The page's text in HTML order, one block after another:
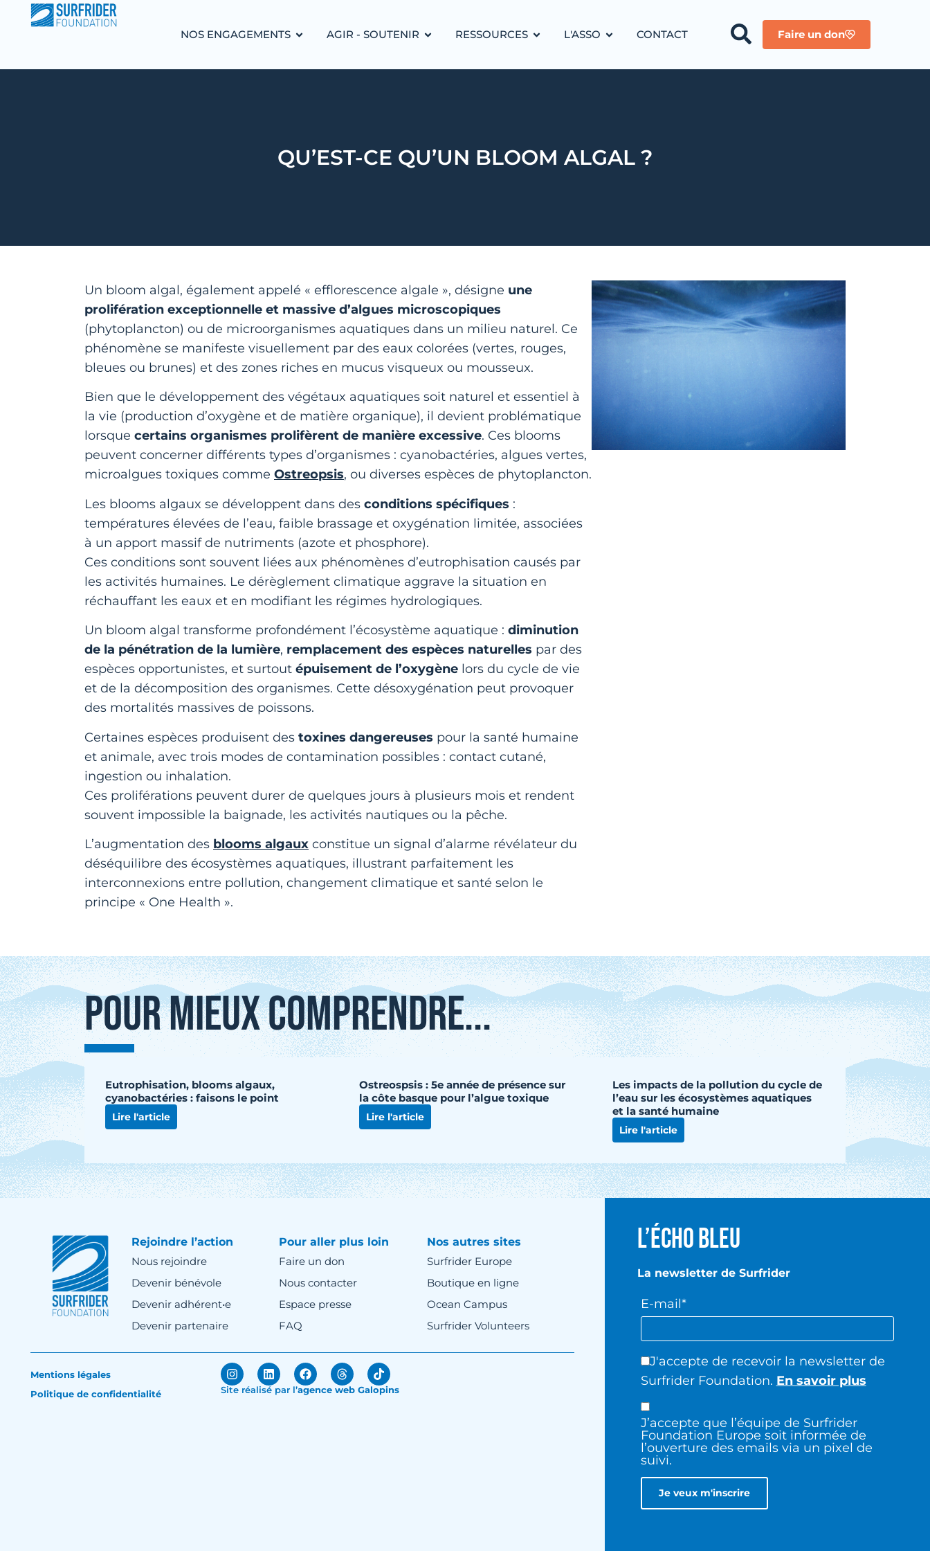
NOS ENGAGEMENTS AGIR - SOUTENIR RESSOURCES L'ASSO CONTACT Faire un don
QU’EST-CE QU’UN BLOOM ALGAL ?
Un bloom algal, également appelé « efflorescence algale », désigne une
prolifération exceptionnelle et massive d’algues microscopiques
(phytoplancton) ou de microorganismes aquatiques dans un milieu naturel. Ce
phénomène se manifeste visuellement par des eaux colorées (vertes, rouges,
bleues ou brunes) et des zones riches en mucus visqueux ou mousseux.
Bien que le développement des végétaux aquatiques soit naturel et essentiel à
la vie (production d’oxygène et de matière organique), il devient problématique
lorsque certains organismes prolifèrent de manière excessive. Ces blooms
peuvent concerner différents types d’organismes : cyanobactéries, algues vertes,
microalgues toxiques comme Ostreopsis, ou diverses espèces de phytoplancton.
Les blooms algaux se développent dans des conditions spécifiques :
températures élevées de l’eau, faible brassage et oxygénation limitée, associées
à un apport massif de nutriments (azote et phosphore).
Ces conditions sont souvent liées aux phénomènes d’eutrophisation causés par
les activités humaines. Le dérèglement climatique aggrave la situation en
réchauffant les eaux et en modifiant les régimes hydrologiques.
Un bloom algal transforme profondément l’écosystème aquatique : diminution
de la pénétration de la lumière, remplacement des espèces naturelles par des
espèces opportunistes, et surtout épuisement de l’oxygène lors du cycle de vie
et de la décomposition des organismes. Cette désoxygénation peut provoquer
des mortalités massives de poissons.
Certaines espèces produisent des toxines dangereuses pour la santé humaine
et animale, avec trois modes de contamination possibles : contact cutané,
ingestion ou inhalation.
Ces proliférations peuvent durer de quelques jours à plusieurs mois et rendent
souvent impossible la baignade, les activités nautiques ou la pêche.
L’augmentation des blooms algaux constitue un signal d’alarme révélateur du
déséquilibre des écosystèmes aquatiques, illustrant parfaitement les
interconnexions entre pollution, changement climatique et santé selon le
principe « One Health ».
POUR MIEUX COMPRENDRE...
Eutrophisation, blooms algaux,
cyanobactéries : faisons le point
Lire l'article
Ostreospsis : 5e année de présence sur
la côte basque pour l’algue toxique
Lire l'article
Les impacts de la pollution du cycle de
l’eau sur les écosystèmes aquatiques
et la santé humaine
Lire l'article
Rejoindre l’action
Nous rejoindre
Devenir bénévole
Devenir adhérent•e
Devenir partenaire
Pour aller plus loin
Faire un don
Nous contacter
Espace presse
FAQ
Nos autres sites
Surfrider Europe
Boutique en ligne
Ocean Campus
Surfrider Volunteers
Mentions légales
Politique de confidentialité
Site réalisé par l’agence web Galopins
L’écho Bleu
La newsletter de Surfrider
E-mail*
J'accepte de recevoir la newsletter de
Surfrider Foundation. En savoir plus
J’accepte que l’équipe de Surfrider
Foundation Europe soit informée de
l’ouverture des emails via un pixel de
suivi.